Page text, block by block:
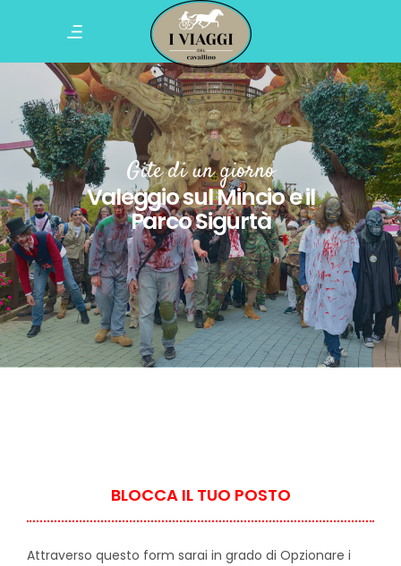
Gite di un giorno
Valeggio sul Mincio e il
Parco Sigurtà
BLOCCA IL TUO POSTO
Attraverso questo form sarai in grado di Opzionare i